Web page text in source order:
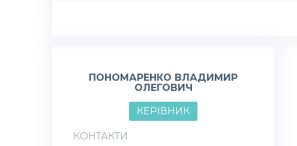
ПОНОМАРЕНКО ВЛАДИМИР
ОЛЕГОВИЧ
КЕРІВНИК
КОНТАКТИ